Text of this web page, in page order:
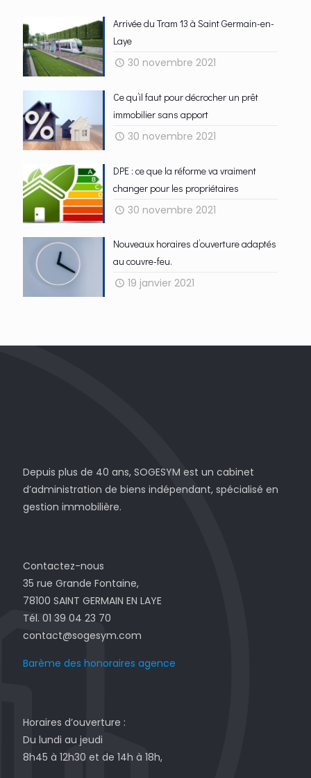
Arrivée du Tram 13 à Saint Germain-en-
Laye
30 novembre 2021
Ce qu’il faut pour décrocher un prêt
immobilier sans apport
30 novembre 2021
DPE : ce que la réforme va vraiment
changer pour les propriétaires
30 novembre 2021
Nouveaux horaires d’ouverture adaptés
au couvre-feu.
19 janvier 2021
Depuis plus de 40 ans, SOGESYM est un cabinet
d’administration de biens indépendant, spécialisé en
gestion immobilière.
Contactez-nous
35 rue Grande Fontaine,
78100 SAINT GERMAIN EN LAYE
Tél. 01 39 04 23 70
contact@sogesym.com
Barème des honoraires agence
Horaires d’ouverture :
Du lundi au jeudi
8h45 à 12h30 et de 14h à 18h,